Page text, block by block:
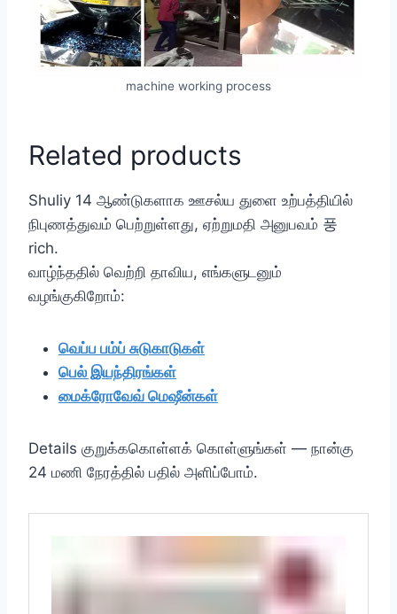
machine working process
Related products
Shuliy 14 ஆண்டுகளாக ஊசல்ய துளை உற்பத்தியில்
நிபுணத்துவம் பெற்றுள்ளது, ஏற்றுமதி அனுபவம் 풍
rich.
வாழ்ந்ததில் வெற்றி தாவிய, எங்களுடனும்
வழங்குகிறோம்:
வெப்ப பம்ப் சுடுகாடுகள்
பெல் இயந்திரங்கள்
மைக்ரோவேவ் மெஷீன்கள்
Details குறுக்ககொள்ளக் கொள்ளுங்கள் — நான்கு
24 மணி நேரத்தில் பதில் அளிப்போம்.